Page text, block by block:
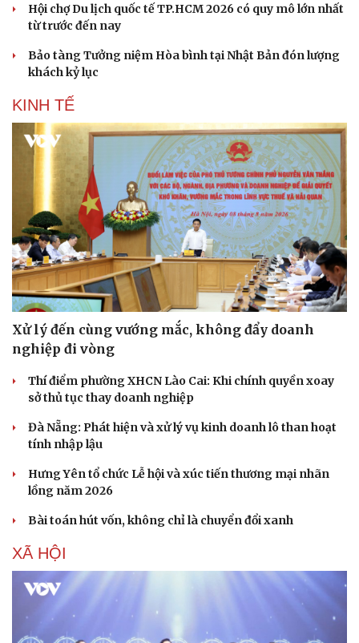
Hội chợ Du lịch quốc tế TP.HCM 2026 có quy mô lớn nhất
từ trước đến nay
Bảo tàng Tưởng niệm Hòa bình tại Nhật Bản đón lượng
khách kỷ lục
KINH TẾ
Xử lý đến cùng vướng mắc, không đẩy doanh
nghiệp đi vòng
Thí điểm phường XHCN Lào Cai: Khi chính quyền xoay
sở thủ tục thay doanh nghiệp
Đà Nẵng: Phát hiện và xử lý vụ kinh doanh lô than hoạt
tính nhập lậu
Hưng Yên tổ chức Lễ hội và xúc tiến thương mại nhãn
lồng năm 2026
Bài toán hút vốn, không chỉ là chuyển đổi xanh
XÃ HỘI